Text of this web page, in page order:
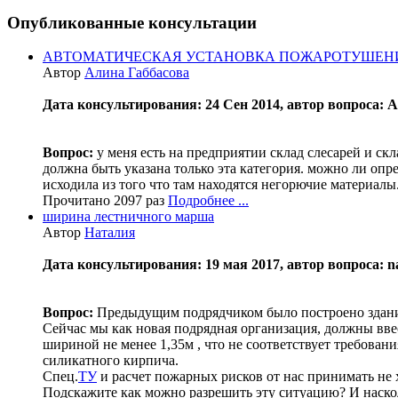
Опубликованные консультации
АВТОМАТИЧЕСКАЯ УСТАНОВКА
Автор Алина Габбасова
Дата консультирования: 24 Сен 2014, автор вопроса:
Вопрос: у меня есть на предприятии склад слесарей и
должна быть указана только эта категория. можно ли
исходила из того что там находятся негорючие
Прочитано 2097 раз Подробнее ...
ширина лестничного марша
Автор Наталия
Дата консультирования: 19 мая 2017, автор вопроса:
Вопрос: Предыдущим подрядчиком было построено
Сейчас мы как новая подрядная организация, должны
шириной не менее 1,35м , что не соответствует
силикатного кирпича.
Спец.ТУи расчет пожарных рисков от нас принимать не
Подскажите как можно разрешить эту ситуацию? И